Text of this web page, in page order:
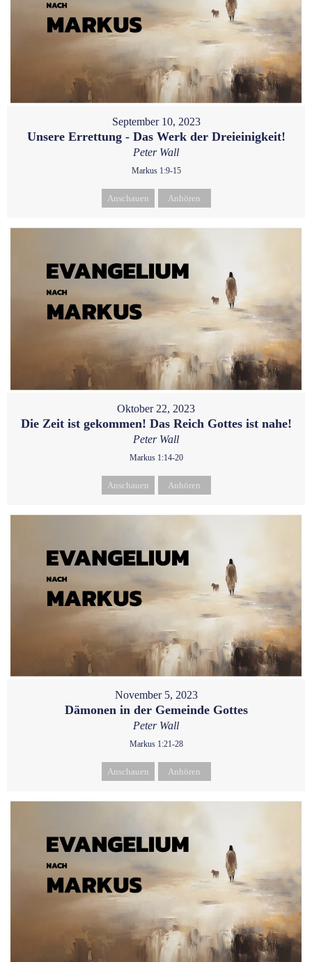
September 10, 2023
Unsere Errettung - Das Werk der Dreieinigkeit!
Peter Wall
Markus 1:9-15
Anschauen Anhören
Oktober 22, 2023
Die Zeit ist gekommen! Das Reich Gottes ist nahe!
Peter Wall
Markus 1:14-20
Anschauen Anhören
November 5, 2023
Dämonen in der Gemeinde Gottes
Peter Wall
Markus 1:21-28
Anschauen Anhören